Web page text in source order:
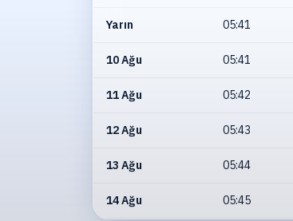
Yarın 05:41
10 Ağu 05:41
11 Ağu 05:42
12 Ağu 05:43
13 Ağu 05:44
14 Ağu 05:45